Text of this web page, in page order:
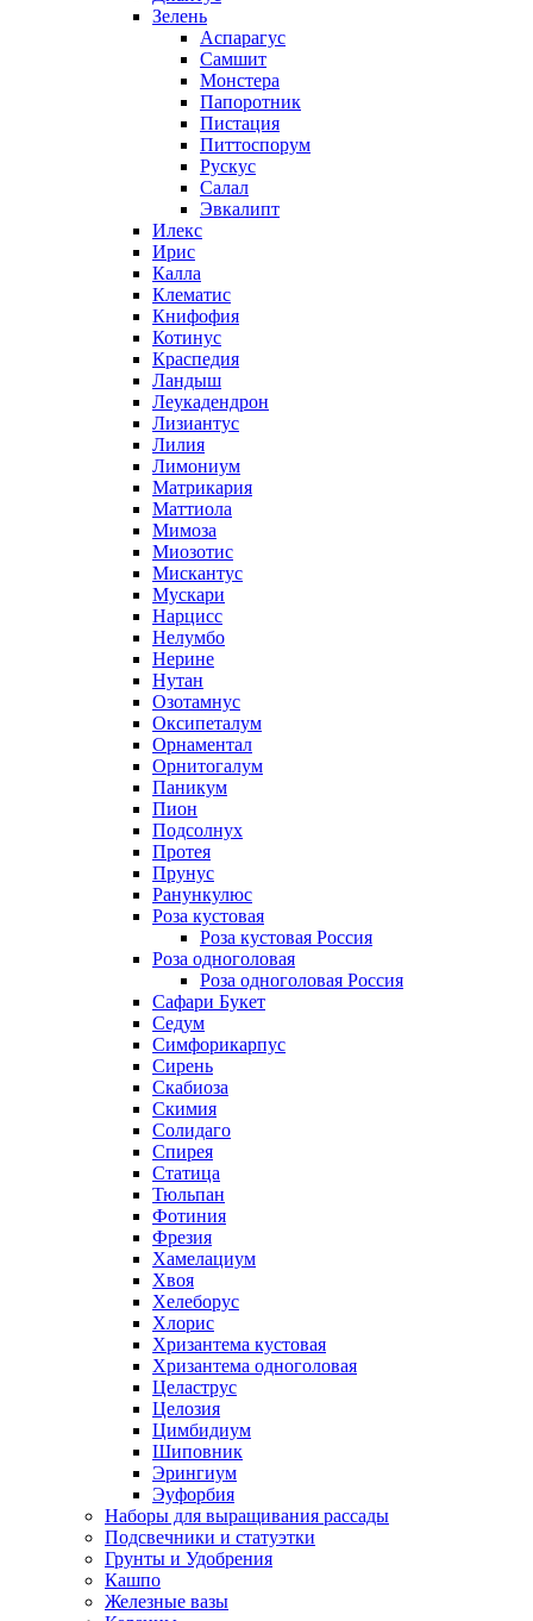
Зелень
Аспарагус
Самшит
Монстера
Папоротник
Пистация
Питтоспорум
Рускус
Салал
Эвкалипт
Илекс
Ирис
Калла
Клематис
Книфофия
Котинус
Краспедия
Ландыш
Леукадендрон
Лизиантус
Лилия
Лимониум
Матрикария
Маттиола
Мимоза
Миозотис
Мискантус
Мускари
Нарцисс
Нелумбо
Нерине
Нутан
Озотамнус
Оксипеталум
Орнаментал
Орнитогалум
Паникум
Пион
Подсолнух
Протея
Прунус
Ранункулюс
Роза кустовая
Роза кустовая Россия
Роза одноголовая
Роза одноголовая Россия
Сафари Букет
Седум
Симфорикарпус
Сирень
Скабиоза
Скимия
Солидаго
Спирея
Статица
Тюльпан
Фотиния
Фрезия
Хамелациум
Хвоя
Хелеборус
Хлорис
Хризантема кустовая
Хризантема одноголовая
Целаструс
Целозия
Цимбидиум
Шиповник
Эрингиум
Эуфорбия
Наборы для выращивания рассады
Подсвечники и статуэтки
Грунты и Удобрения
Кашпо
Железные вазы